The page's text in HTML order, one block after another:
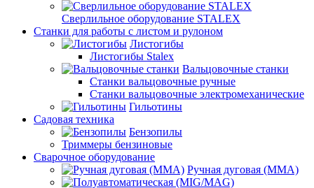
Сверлильное оборудование STALEX
Станки для работы с листом и рулоном
Листогибы
Листогибы Stalex
Вальцовочные станки
Станки вальцовочные ручные
Станки вальцовочные электромеханические
Гильотины
Садовая техника
Бензопилы
Триммеры бензиновые
Сварочное оборудование
Ручная дуговая (MMA)